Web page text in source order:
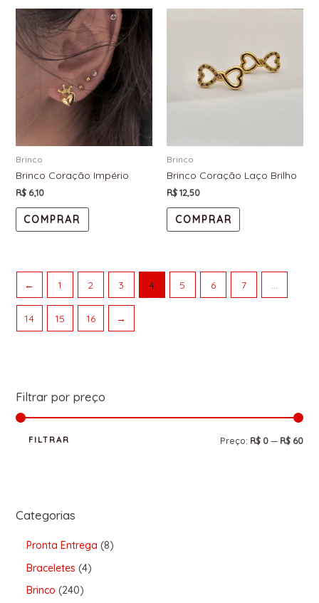
Filtrar por preço
FILTRAR Preço: R$ 0 — R$ 60
Categorias
Pronta Entrega 8
Braceletes 4
Brinco 240
Brinco
Brinco Coração Império
R$6,10
COMPRAR
Brinco
Brinco Coração Laço Brilho
R$12,50
COMPRAR
← 1 2 3 4 5 6 7
14 15 16 →